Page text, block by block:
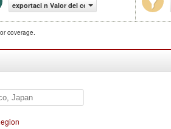
exportaci n Valor del comercio (en miles de US$)
coverage.